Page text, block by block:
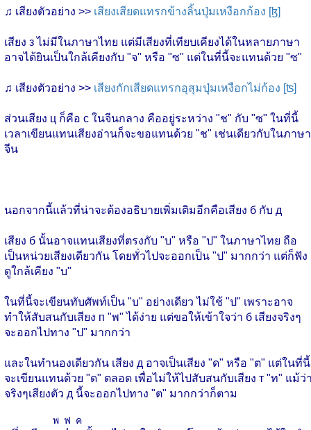
♫ เสียงตัวอย่าง >> เสียงเสียดแทรกข้างลิ้นปุ่มเหงือกก้อง [ɮ]
เสียง з ไม่มีในภาษาไทย แต่มีเสียงที่เทียบเคียงได้ในหลายภาษา
อาจได้ยินเป็นใกล้เคียงกับ "จ" หรือ "ซ" แต่ในที่นี้จะแทนด้วย "ซ"
♫ เสียงตัวอย่าง >> เสียงกักเสียดแทรกอุสุมปุ่มเหงือกไม่ก้อง [ʦ]
ส่วนเสียง ц ก็คือ c ในจีนกลาง คืออยู่ระหว่าง "ช" กับ "ซ" ในที่นี้
เวลาเขียนแทนเสียงอ่านก็จะขอแทนด้วย "ช" เช่นเดียวกับในภาษา
จีน
นอกจากนี้แล้วที่น่าจะต้องอธิบายเพิ่มเติมอีกคือเสียง б กับ д
เสียง б นั้นอาจแทนเสียงที่ตรงกับ "บ" หรือ "ป" ในภาษาไทย ถือ
เป็นหน่วยเสียงเดียวกัน โดยทั่วไปจะออกเป็น "ป" มากกว่า แต่ก็ฟัง
ดูใกล้เคียง "บ"
ในที่นี้จะเขียนทับศัพท์เป็น "บ" อย่างเดียว ไม่ใช้ "ป" เพราะอาจ
ทำให้สับสนกับเสียง п "พ" ได้ง่าย แต่ขอให้เข้าใจว่า б เสียงจริงๆ
จะออกไปทาง "ป" มากกว่า
และในทำนองเดียวกัน เสียง д อาจเป็นเสียง "ด" หรือ "ต" แต่ในที่นี้
จะเขียนแทนด้วย "ด" ตลอด เพื่อไม่ให้ไปสับสนกับเสียง т "ท" แม้ว่
จริงๆเสียงตัว д นี้จะออกไปทาง "ต" มากกว่าก็ตาม
พ ฟ ค